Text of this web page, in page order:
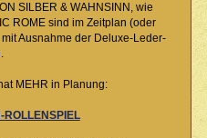
SILBER & WAHNSINN, wie
ROME sind im Zeitplan (oder
Ausnahme der Deluxe-Leder-
MEHR in Planung:
ROLLENSPIEL